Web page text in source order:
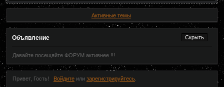
Активные темы
Объявление
Давайте посещяйте ФОРУМ активнее !!!
Привет, Гость! Войдитеили зарегистрируйтесь.